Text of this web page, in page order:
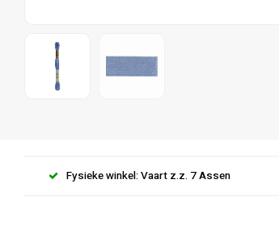
Fysieke winkel: Vaart z.z. 7 Assen